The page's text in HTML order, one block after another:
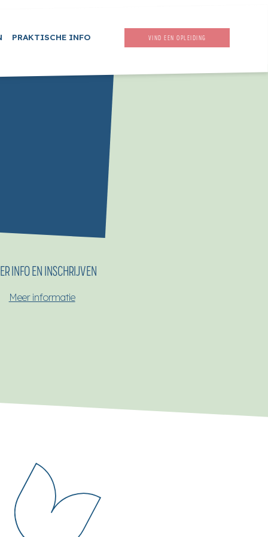
PRAKTISCHE INFO VIND EEN OPLEIDING
INFO EN INSCHRIJVEN
Meer informatie